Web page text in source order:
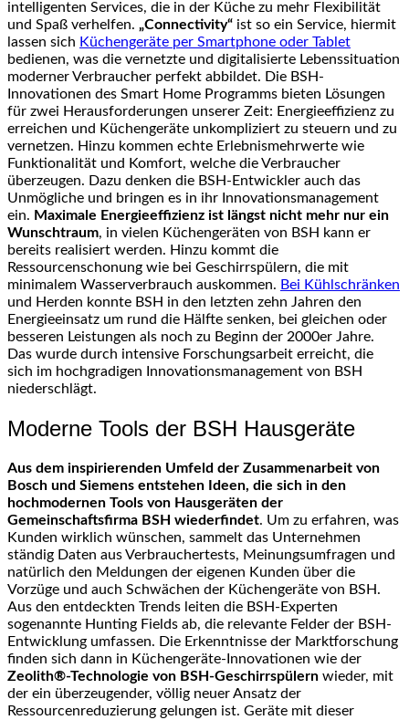
intelligenten Services, die in der Küche zu mehr Flexibilität
und Spaß verhelfen. „Connectivity“ ist so ein Service, hiermit
lassen sich Küchengeräte per Smartphone oder Tablet
bedienen, was die vernetzte und digitalisierte Lebenssituation
moderner Verbraucher perfekt abbildet. Die BSH-
Innovationen des Smart Home Programms bieten Lösungen
für zwei Herausforderungen unserer Zeit: Energieeffizienz zu
erreichen und Küchengeräte unkompliziert zu steuern und zu
vernetzen. Hinzu kommen echte Erlebnismehrwerte wie
Funktionalität und Komfort, welche die Verbraucher
überzeugen. Dazu denken die BSH-Entwickler auch das
Unmögliche und bringen es in ihr Innovationsmanagement
ein. Maximale Energieeffizienz ist längst nicht mehr nur ein
Wunschtraum, in vielen Küchengeräten von BSH kann er
bereits realisiert werden. Hinzu kommt die
Ressourcenschonung wie bei Geschirrspülern, die mit
minimalem Wasserverbrauch auskommen. Bei Kühlschränken
und Herden konnte BSH in den letzten zehn Jahren den
Energieeinsatz um rund die Hälfte senken, bei gleichen oder
besseren Leistungen als noch zu Beginn der 2000er Jahre.
Das wurde durch intensive Forschungsarbeit erreicht, die
sich im hochgradigen Innovationsmanagement von BSH
niederschlägt.
Moderne Tools der BSH Hausgeräte
Aus dem inspirierenden Umfeld der Zusammenarbeit von
Bosch und Siemens entstehen Ideen, die sich in den
hochmodernen Tools von Hausgeräten der
Gemeinschaftsfirma BSH wiederfindet. Um zu erfahren, was
Kunden wirklich wünschen, sammelt das Unternehmen
ständig Daten aus Verbrauchertests, Meinungsumfragen und
natürlich den Meldungen der eigenen Kunden über die
Vorzüge und auch Schwächen der Küchengeräte von BSH.
Aus den entdeckten Trends leiten die BSH-Experten
sogenannte Hunting Fields ab, die relevante Felder der BSH-
Entwicklung umfassen. Die Erkenntnisse der Marktforschung
finden sich dann in Küchengeräte-Innovationen wie der
Zeolith®-Technologie von BSH-Geschirrspülern wieder, mit
der ein überzeugender, völlig neuer Ansatz der
Ressourcenreduzierung gelungen ist. Geräte mit dieser